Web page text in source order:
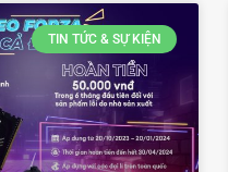
TIN TỨC & SỰ KIỆN